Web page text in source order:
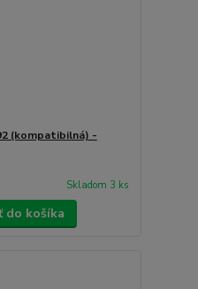
(kompatibilná) -
Skladom 3 ks
do košíka